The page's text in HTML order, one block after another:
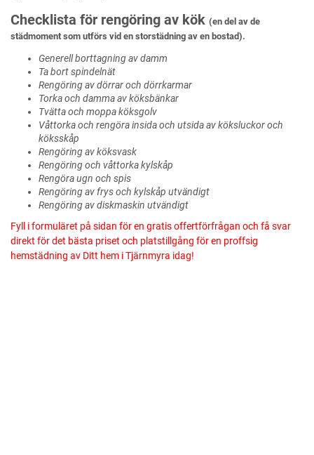
Checklista för rengöring av kök (en del av de
städmoment som utförs vid en storstädning av en bostad).
Generell borttagning av damm
Ta bort spindelnät
Rengöring av dörrar och dörrkarmar
Torka och damma av köksbänkar
Tvätta och moppa köksgolv
Våttorka och rengöra insida och utsida av köksluckor och
köksskåp
Rengöring av köksvask
Rengöring och våttorka kylskåp
Rengöra ugn och spis
Rengöring av frys och kylskåp utvändigt
Rengöring av diskmaskin utvändigt
Fyll i formuläret på sidan för en gratis offertförfrågan och få svar
direkt för det bästa priset och platstillgång för en proffsig
hemstädning av Ditt hem i Tjärnmyra idag!